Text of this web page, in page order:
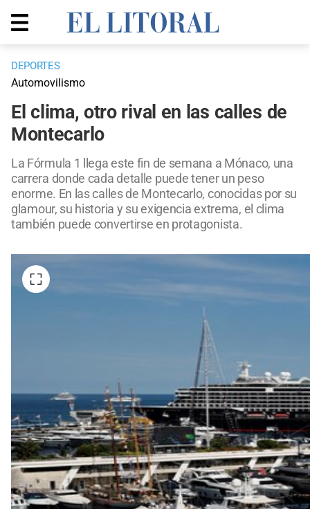
DEPORTES
Automovilismo
El clima, otro rival en las calles de
Montecarlo
La Fórmula 1 llega este fin de semana a Mónaco, una
carrera donde cada detalle puede tener un peso
enorme. En las calles de Montecarlo, conocidas por su
glamour, su historia y su exigencia extrema, el clima
también puede convertirse en protagonista.